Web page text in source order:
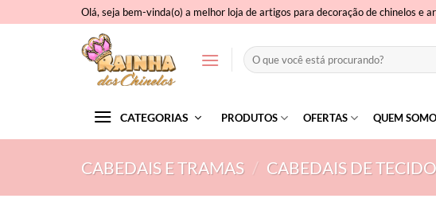
to
Olá, seja bem-vinda(o) a melhor loja de artigos para decoração de chinelos e
Pesquisar
por:
CATEGORIAS PRODUTOS OFERTAS QUEM
CABEDAIS E TRAMAS / CABEDAIS DE TECIDO